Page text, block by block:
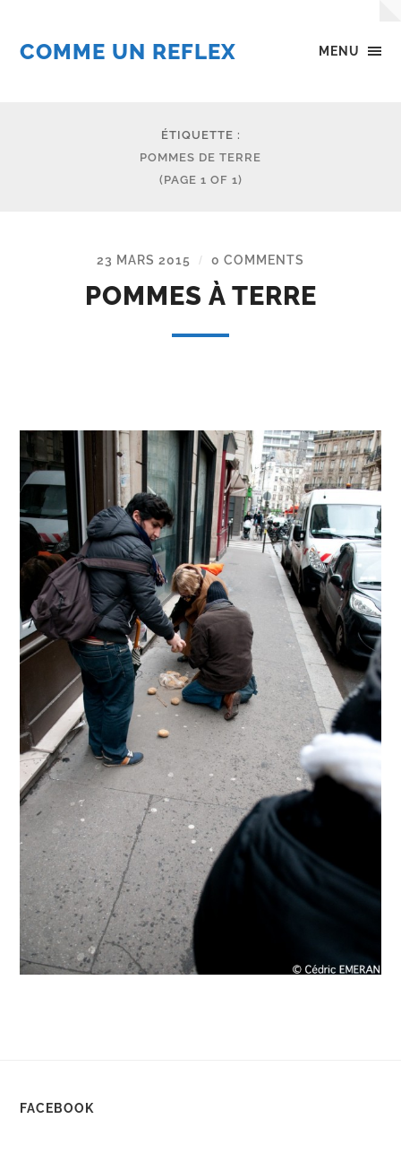
MENU
COMME UN REFLEX
ÉTIQUETTE :
POMMES DE TERRE
(PAGE 1 OF 1)
23 MARS 2015 / 0 COMMENTS
POMMES À TERRE
FACEBOOK